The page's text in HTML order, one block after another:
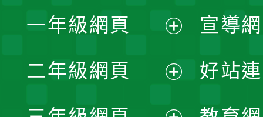
一年級網頁
開
二年級網頁
宣導
好站